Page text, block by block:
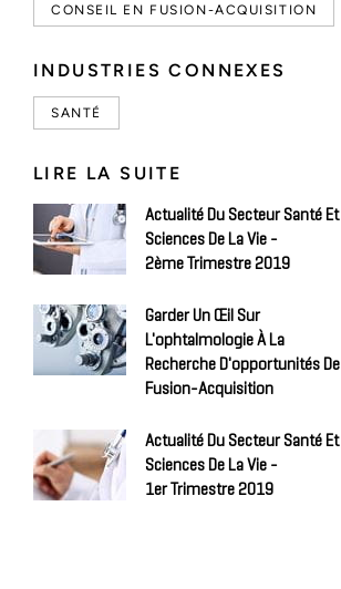
CONSEIL EN FUSION-ACQUISITION
INDUSTRIES CONNEXES
SANTÉ
LIRE LA SUITE
Actualité Du Secteur Santé Et
Sciences De La Vie -
2ème Trimestre 2019
Garder Un Œil Sur
L'ophtalmologie À La
Recherche D'opportunités De
Fusion-Acquisition
Actualité Du Secteur Santé Et
Sciences De La Vie -
1er Trimestre 2019